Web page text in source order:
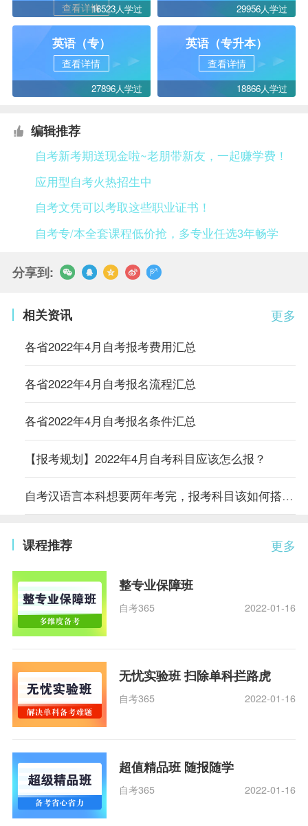
查看详情16523人学过 29956人学过
英语（专）
查看详情
27896人学过
英语（专升本）
查看详情
18866人学过
编辑推荐
自考新考期送现金啦~老朋带新友，一起赚学费！
应用型自考火热招生中
自考文凭可以考取这些职业证书！
自考专/本全套课程低价抢，多专业任选3年畅学
分享到:
更多
相关资讯
各省2022年4月自考报考费用汇总
各省2022年4月自考报名流程汇总
各省2022年4月自考报名条件汇总
【报考规划】2022年4月自考科目应该怎么报？
自考汉语言本科想要两年考完，报考科目该如何搭配？
更多
课程推荐
整专业保障班
自考365 2022-01-16
无忧实验班 扫除单科拦路虎
自考365 2022-01-16
超值精品班 随报随学
自考365 2022-01-16